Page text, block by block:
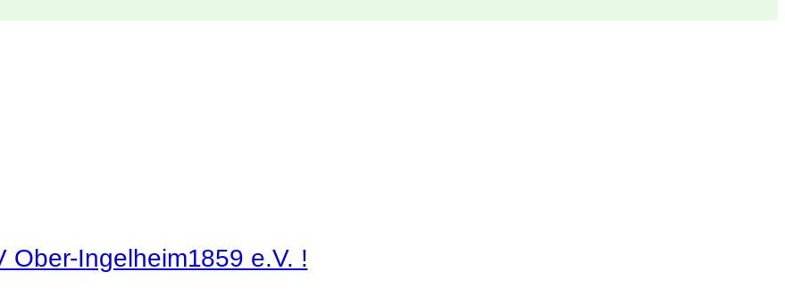
Ober-Ingelheim1859 e.V. !